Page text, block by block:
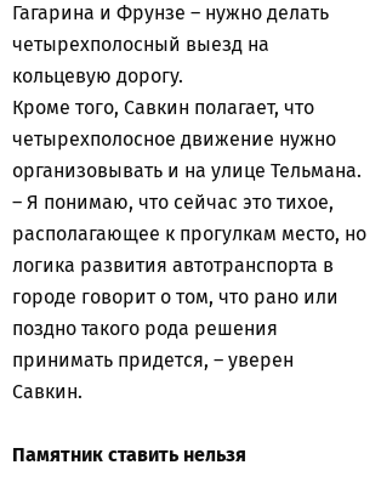
Гагарина и Фрунзе – нужно делать
четырехполосный выезд на
кольцевую дорогу.
Кроме того, Савкин полагает, что
четырехполосное движение нужно
организовывать и на улице Тельмана.
– Я понимаю, что сейчас это тихое,
располагающее к прогулкам место, но
логика развития автотранспорта в
городе говорит о том, что рано или
поздно такого рода решения
принимать придется, – уверен
Савкин.
Памятник ставить нельзя